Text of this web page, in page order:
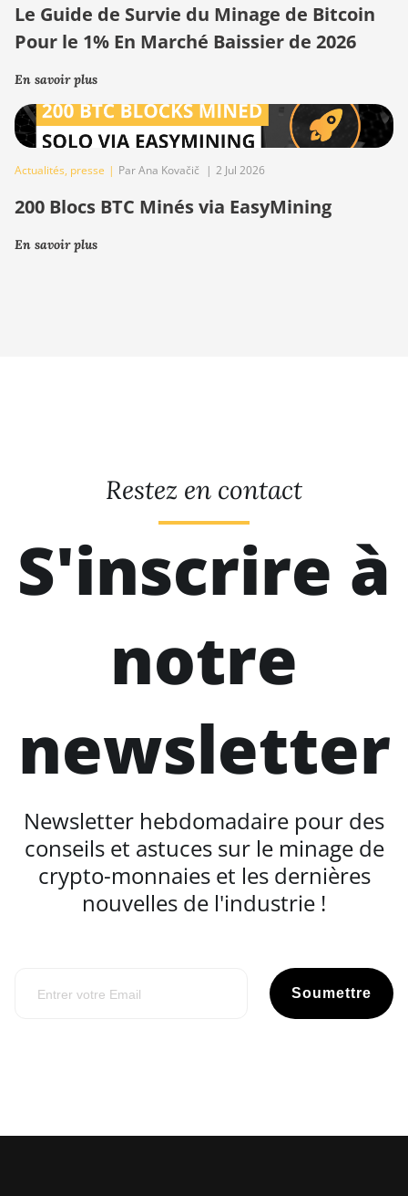
Le Guide de Survie du Minage de Bitcoin
Pour le 1% En Marché Baissier de 2026
En savoir plus
Actualités, presse | Par Ana Kovačič | 2 Jul 2026
200 Blocs BTC Minés via EasyMining
En savoir plus
Restez en contact
S'inscrire à
notre
newsletter
Newsletter hebdomadaire pour des
conseils et astuces sur le minage de
crypto-monnaies et les dernières
nouvelles de l'industrie !
Soumettre